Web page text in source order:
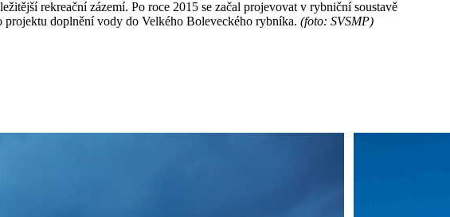
rekreační zázemí. Po roce 2015 se začal projevovat v rybniční soustavě
doplnění vody do Velkého Boleveckého rybníka. (foto: SVSMP)